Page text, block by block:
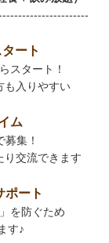
ート
スタート！
も入りやすい
ム
集！
り交流できます
ポート
を防ぐため
す♪